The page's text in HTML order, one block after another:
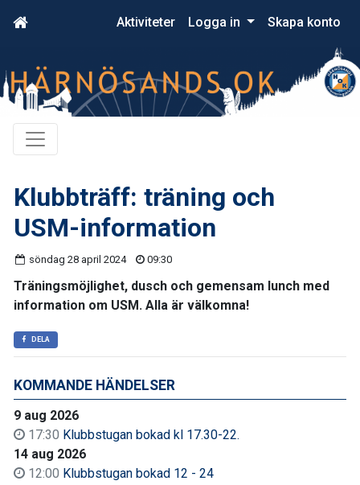
Aktiviteter Logga in Skapa konto
KOMMANDE HÄNDELSER
9 aug 2026
17:30 Klubbstugan bokad kl 17.30-22.
14 aug 2026
12:00 Klubbstugan bokad 12 - 24
Klubbträff: träning och
USM-information
söndag 28 april 2024 09:30
Träningsmöjlighet, dusch och gemensam lunch med
information om USM. Alla är välkomna!
DELA